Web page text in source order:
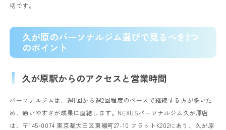
切です。
久が原のパーソナルジム選びで見るべき3つ
のポイント
久が原駅からのアクセスと営業時間
パーソナルジムは、週1回から週2回程度のペースで継続する方が多いた
め、通いやすさが成果に直結します。NEXUSパーソナルジム久が原店
は、〒145-0074 東京都大田区東嶺町27-10 フラットK202にあり、久が原